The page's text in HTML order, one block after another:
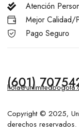
Atención
Mejor Calidad/
Pago Seguro
(601)
Copyright © 2025,
derechos reservados.